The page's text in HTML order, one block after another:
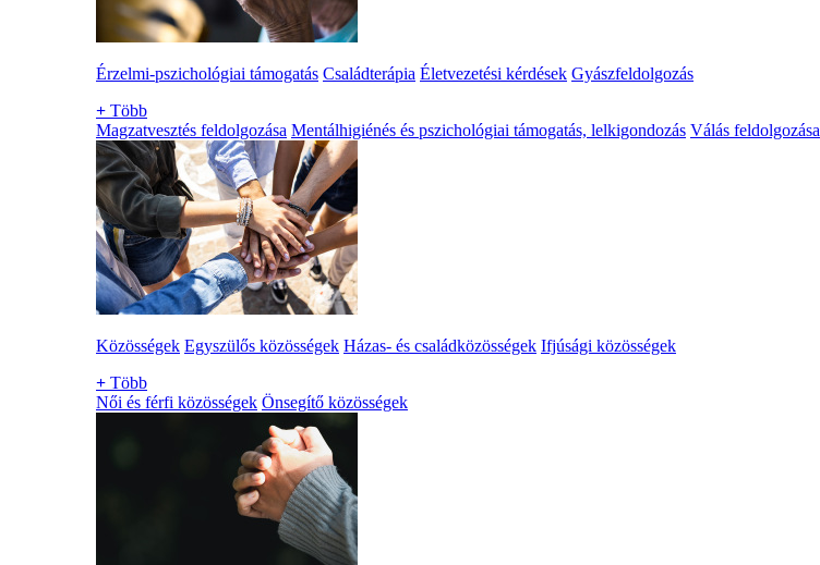
Érzelmi-pszichológiai támogatás Családterápia Életvezetési kérdések Gyászfeldolgozás
+ Több
Magzatvesztés feldolgozása Mentálhigiénés és pszichológiai támogatás, lelkigondozás Válás feldolgozása
Közösségek Egyszülős közösségek Házas- és családközösségek Ifjúsági közösségek
+ Több
Női és férfi közösségek Önsegítő közösségek